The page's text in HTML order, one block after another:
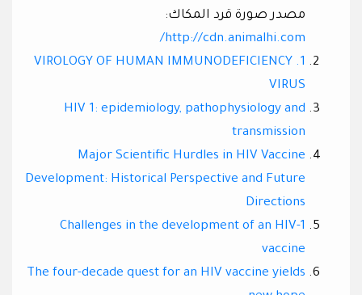
مصدر صورة قرد المكاك:
http://cdn.animalhi.com/
1. VIROLOGY OF HUMAN IMMUNODEFICIENCY
VIRUS
HIV 1: epidemiology, pathophysiology and
transmission
Major Scientific Hurdles in HIV Vaccine
Development: Historical Perspective and Future
Directions
Challenges in the development of an HIV-1
vaccine
The four-decade quest for an HIV vaccine yields